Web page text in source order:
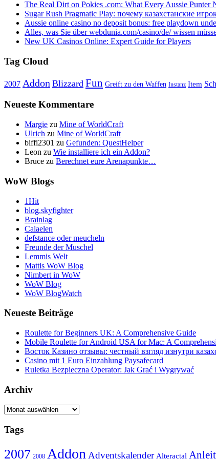
The Real Dirt on Pokies .com: What Every Aussie Punter
Sugar Rush Pragmatic Play: почему казахстанские
Aussie online casino no deposit bonus: free playdown
Alles, was Sie über webdunia.com/casino/de/ wissen
New UK Casinos Online: Expert Guide for Players
Tag Cloud
2007 Addon Blizzard Fun Greift zu den Waffen Instanz Item
Neueste Kommentare
Margie zu Mine of WorldCraft
Ulrich zu Mine of WorldCraft
biffi2301 zu Gefunden: QuestHelper
Leon zu Wie installiere ich ein Addon?
Bruce zu Berechnet eure Arenapunkte…
WoW Blogs
1Hit
blog.skyfighter
Brainlag
Calaelen
defstance oder meucheln
Freunde der Muschel
Lemmis Welt
Mattis WoW Blog
Nimbert in WoW
WoW Blog
WoW BlogWatch
Neueste Beiträge
Roulette for Beginners UK: A Comprehensive Guide
Mobile Roulette for Android USA for Mac: A
Восток Казино отзывы: честный взгляд изнутри
Casino mit 1 Euro Einzahlung Paysafecard
Ruletka Bezpieczna Operator: Jak Grać i Wygrywać
Archiv
Archiv
Tags
2007 2008 Addon Adventskalender Alteractal